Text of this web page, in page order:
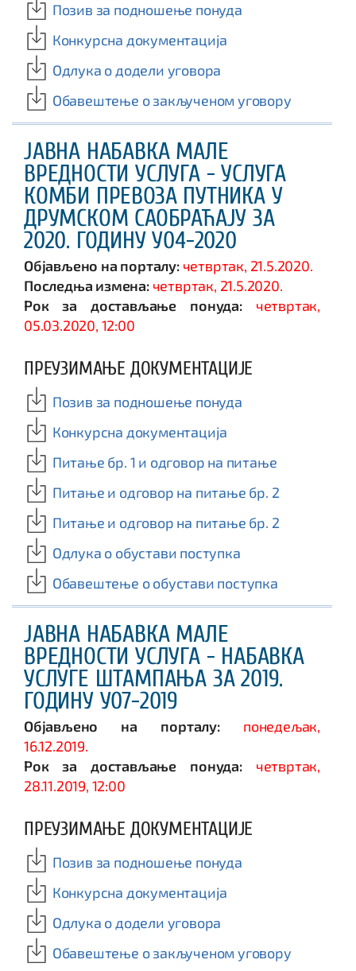
Позив за подношење понуда
Конкурсна документација
Одлука о додели уговора
Обавештење о закљученом уговору
ЈАВНА НАБАВКА МАЛЕ
ВРЕДНОСТИ УСЛУГА - УСЛУГА
КОМБИ ПРЕВОЗА ПУТНИКА У
ДРУМСКОМ САОБРАЋАЈУ ЗА
2020. ГОДИНУ У04-2020
Објављено на порталу: четвртак, 21.5.2020.
Последња измена: четвртак, 21.5.2020.
Рок за достављање понуда:
четвртак,
05.03.2020, 12:00
ПРЕУЗИМАЊЕ ДОКУМЕНТАЦИЈЕ
Позив за подношење понуда
Конкурсна документација
Питање бр. 1 и одговор на питање
Питање и одговор на питање бр. 2
Питање и одговор на питање бр. 2
Одлука о обустави поступка
Обавештење о обустави поступка
ЈАВНА НАБАВКА МАЛЕ
ВРЕДНОСТИ УСЛУГА - НАБАВКА
УСЛУГЕ ШТАМПАЊА ЗА 2019.
ГОДИНУ У07-2019
Објављено на порталу:
понедељак,
16.12.2019.
Рок за достављање понуда:
четвртак,
28.11.2019, 12:00
ПРЕУЗИМАЊЕ ДОКУМЕНТАЦИЈЕ
Позив за подношење понуда
Конкурсна документација
Одлука о додели уговора
Обавештење о закљученом уговору